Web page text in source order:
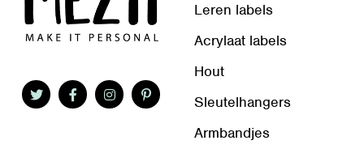
Leren labels
Acrylaat labels
Hout
Sleutelhangers
Armbandjes